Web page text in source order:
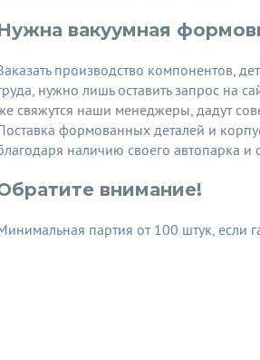
вакуумная
производство компонентов,
нужно лишь оставить запрос на
свяжутся наши менеджеры, дадут
формованных деталей и
наличию своего автопарка и
внимание!
партия от 100 штук, если